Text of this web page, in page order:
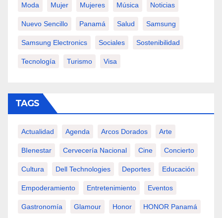
Moda Mujer Mujeres Música Noticias
Nuevo Sencillo Panamá Salud Samsung
Samsung Electronics Sociales Sostenibilidad
Tecnología Turismo Visa
TAGS
Actualidad Agenda Arcos Dorados Arte
BIenestar Cervecería Nacional Cine Concierto
Cultura Dell Technologies Deportes Educación
Empoderamiento Entretenimiento Eventos
Gastronomía Glamour Honor HONOR Panamá